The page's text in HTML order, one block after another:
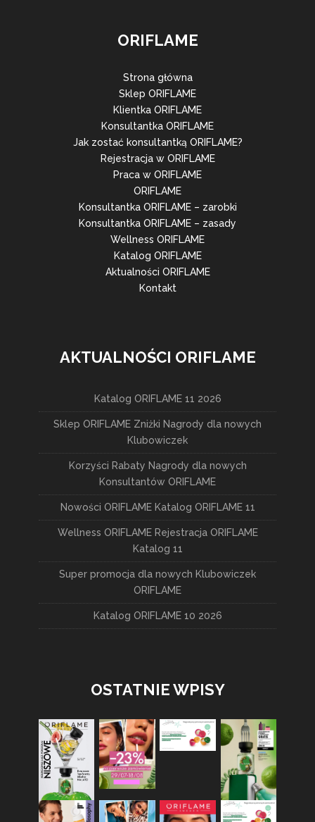
ORIFLAME
Strona główna
Sklep ORIFLAME
Klientka ORIFLAME
Konsultantka ORIFLAME
Jak zostać konsultantką ORIFLAME?
Rejestracja w ORIFLAME
Praca w ORIFLAME
ORIFLAME
Konsultantka ORIFLAME – zarobki
Konsultantka ORIFLAME – zasady
Wellness ORIFLAME
Katalog ORIFLAME
Aktualności ORIFLAME
Kontakt
AKTUALNOŚCI ORIFLAME
Katalog ORIFLAME 11 2026
Sklep ORIFLAME Zniżki Nagrody dla nowych
Klubowiczek
Korzyści Rabaty Nagrody dla nowych
Konsultantów ORIFLAME
Nowości ORIFLAME Katalog ORIFLAME 11
Wellness ORIFLAME Rejestracja ORIFLAME
Katalog 11
Super promocja dla nowych Klubowiczek
ORIFLAME
Katalog ORIFLAME 10 2026
OSTATNIE WPISY